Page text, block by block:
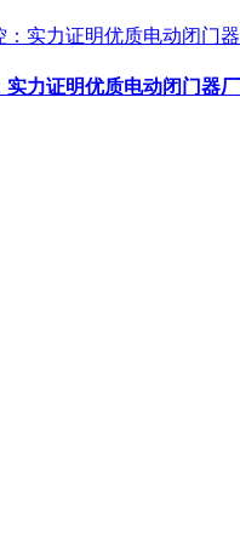
力证明优质电动闭门器